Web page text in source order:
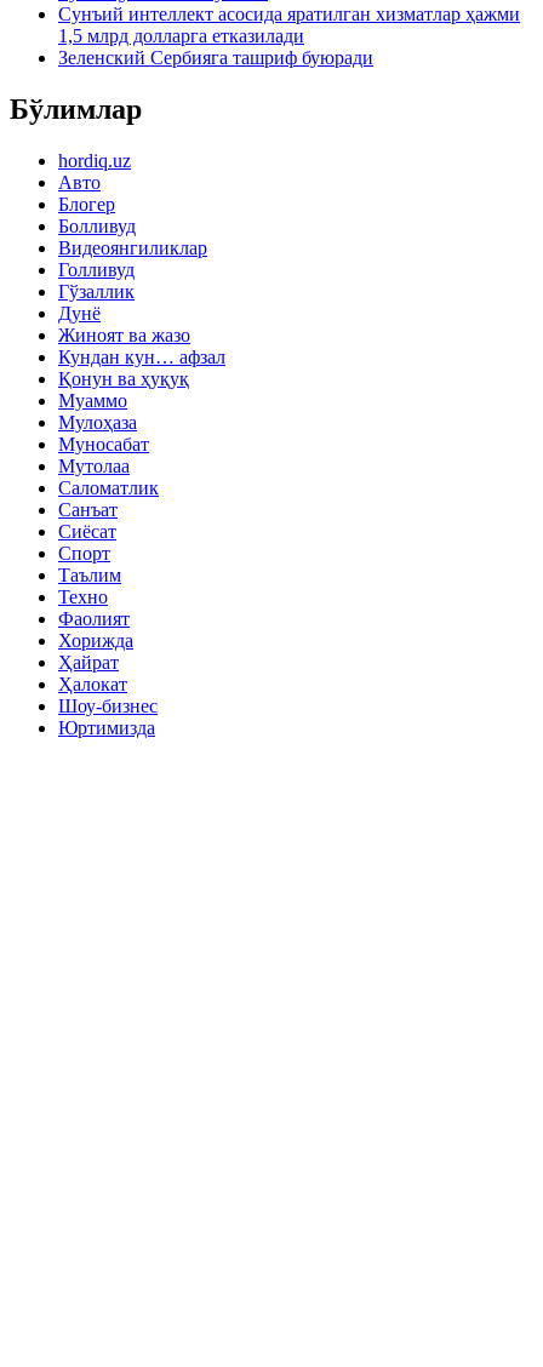
Сунъий интеллект асосида яратилган хизматлар ҳажми
1,5 млрд долларга етказилади
Зеленский Сербияга ташриф буюради
Бўлимлар
hordiq.uz
Авто
Блогер
Болливуд
Видеоянгиликлар
Голливуд
Гўзаллик
Дунё
Жиноят ва жазо
Кундан кун… афзал
Қонун ва ҳуқуқ
Муаммо
Мулоҳаза
Муносабат
Мутолаа
Саломатлик
Санъат
Сиёсат
Спорт
Таълим
Техно
Фаолият
Хорижда
Ҳайрат
Ҳалокат
Шоу-бизнес
Юртимизда